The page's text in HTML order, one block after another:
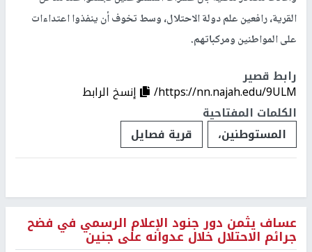
القرية، رافعين علم دولة الاحتلال، وسط تخوف أن ينفذوا اعتداءات
على المواطنين ومركباتهم.
رابط قصير
https://nn.najah.edu/9ULM/
إنسخ الرابط
الكلمات المفتاحية
المستوطنين،
قرية فصايل
عساف يثمن دور جنود الإعلام الرسمي في فضح
جرائم الاحتلال خلال عدوانه على جنين